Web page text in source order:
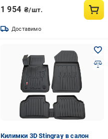
1 954 ₴/шт.
Доставимо
Килимки 3D Stingray в салон